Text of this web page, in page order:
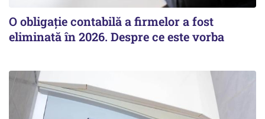
O obligație contabilă a firmelor a fost
eliminată în 2026. Despre ce este vorba